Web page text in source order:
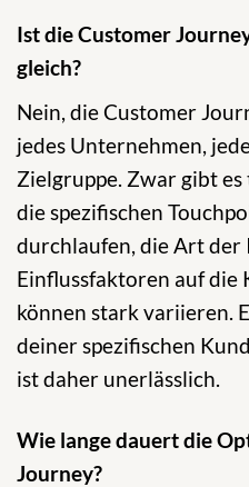
Ist die Customer
gleich?
Nein, die Customer
jedes Unternehmen,
Zielgruppe. Zwar gibt es
die spezifischen
durchlaufen, die Art
Einflussfaktoren auf die
können stark variieren.
deiner spezifischen
ist daher unerlässlich.
Wie lange dauert die
Journey?